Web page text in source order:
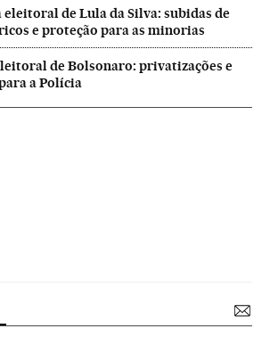
eleitoral de Lula da Silva: subidas de
e proteção para as minorias
de Bolsonaro: privatizações e
a Polícia